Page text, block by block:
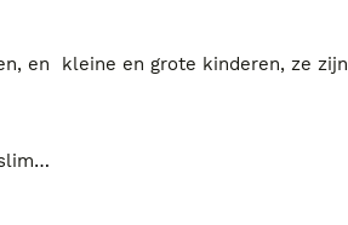
en  kleine en grote kinderen, ze zijn